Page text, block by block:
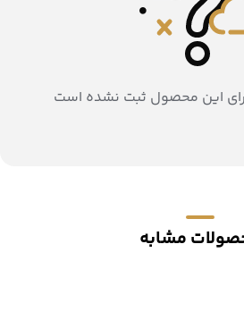
این محصول ثبت نشده است
مشابه